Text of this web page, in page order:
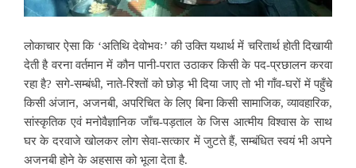
लोकाचार ऐसा कि ‘अतिथि देवोभवः’ की उक्ति यथार्थ में चरितार्थ होती दिखायी
देती है वरना वर्तमान में कौन पानी-परात उठाकर किसी के पद-प्रछालन करवा
रहा है? सगे-सम्बंधी,नाते-रिश्तों को छोड़ भी दिया जाए तो भी गाँव-घरों में पहुँचे
किसी अंजान, अजनबी, अपरिचित के लिए बिना किसी सामाजिक, व्यावहारिक,
सांस्कृतिक एवं मनोवैज्ञानिक जाँच-पड़ताल के जिस आत्मीय विश्वास के साथ
घर के दरवाजे खोलकर लोग सेवा-सत्कार में जुटते हैं, सम्बंधित स्वयं भी अपने
अजनबी होने के अहसास को भूला देता है.